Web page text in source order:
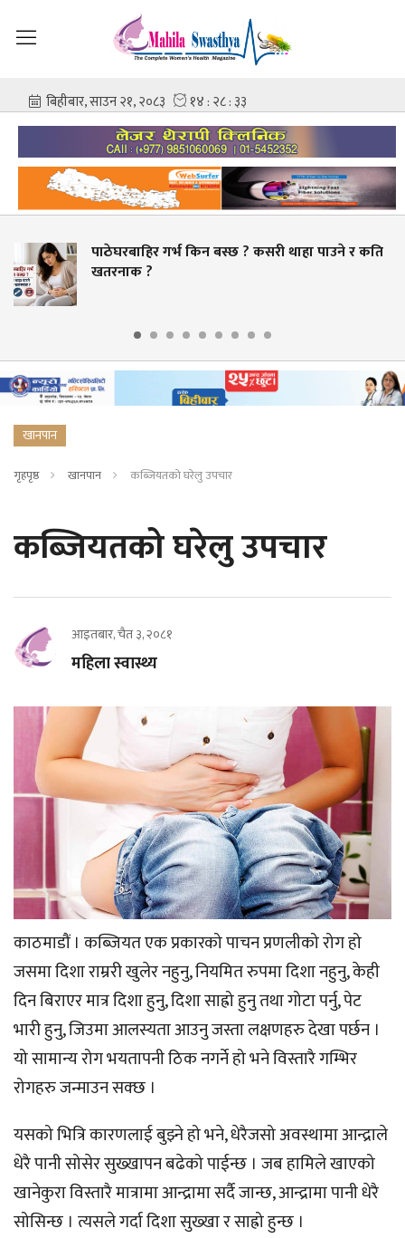
किन बस्छ ? कसरी थाहा पाउने र कति
स्वास्थ्य क्षेत्रमा
खानपान
गृहपृष्ठ खानपान कब्जियतको घरेलु उपचार
कब्जियतको घरेलु उपचार
आइतबार, चैत ३, २०८१
महिला स्वास्थ्य
काठमाडौं । कब्जियत एक प्रकारको पाचन प्रणलीको रोग हो
जसमा दिशा राम्ररी खुलेर नहुनु, नियमित रुपमा दिशा नहुनु, केही
दिन बिराएर मात्र दिशा हुनु, दिशा साह्रो हुनु तथा गोटा पर्नु, पेट
भारी हुनु, जिउमा आलस्यता आउनु जस्ता लक्षणहरु देखा पर्छन ।
यो सामान्य रोग भयतापनी ठिक नगर्ने हो भने विस्तारै गम्भिर
रोगहरु जन्माउन सक्छ ।
यसको भित्रि कारणलाई बुझ्ने हो भने, धेरैजसो अवस्थामा आन्द्राले
धेरै पानी सोसेर सुख्खापन बढेको पाईन्छ । जब हामिले खाएको
खानेकुरा विस्तारै मात्रामा आन्द्रामा सर्दै जान्छ, आन्द्रामा पानी धेरै
सोसिन्छ । त्यसले गर्दा दिशा सुख्खा र साह्रो हुन्छ ।